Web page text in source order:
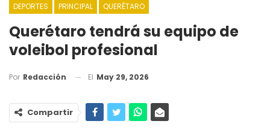
DEPORTES PRINCIPAL QUERÉTARO
Querétaro tendrá su equipo de
voleibol profesional
Por Redacción El May 29, 2026
Compartir